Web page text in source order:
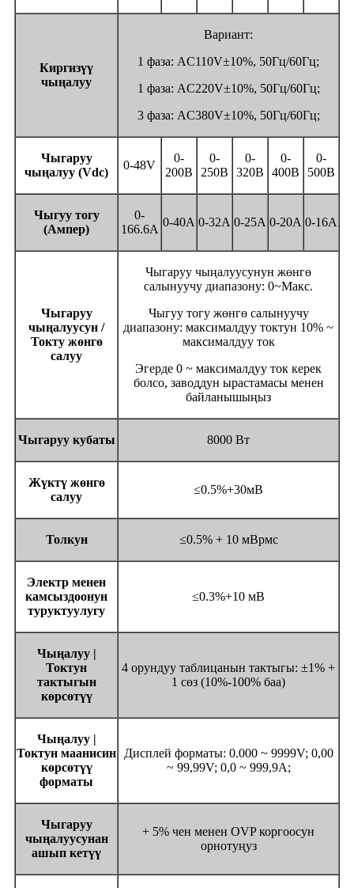
Киргизүү
чыңалуу
Вариант:
1 фаза: AC110V±10%, 50Гц/60Гц;
1 фаза: AC220V±10%, 50Гц/60Гц;
3 фаза: AC380V±10%, 50Гц/60Гц;
Чыгаруу
чыңалуу (Vdc)
0-48V
0-
200В
0-
250В
0-
320В
0-
400В
0-
500В
Чыгуу тогу
(Ампер)
0-
166.6A
0-40A 0-32A 0-25A 0-20A 0-16A
Чыгаруу
чыңалуусун /
Токту жөнгө
салуу
Чыгаруу чыңалуусунун жөнгө
салынуучу диапазону: 0~Макс.
Чыгуу тогу жөнгө салынуучу
диапазону: максималдуу токтун 10% ~
максималдуу ток
Эгерде 0 ~ максималдуу ток керек
болсо, заводдун ырастамасы менен
байланышыңыз
Чыгаруу кубаты 8000 Вт
Жүктү жөнгө
салуу
≤0.5%+30мВ
Толкун ≤0.5% + 10 мВрмс
Электр менен
камсыздоонун
туруктуулугу
≤0.3%+10 мВ
Чыңалуу |
Токтун
тактыгын
көрсөтүү
4 орундуу таблицанын тактыгы: ±1% +
1 сөз (10%-100% баа)
Чыңалуу |
Токтун маанисин
көрсөтүү
форматы
Дисплей форматы: 0.000 ~ 9999V; 0,00
~ 99,99V; 0,0 ~ 999,9A;
Чыгаруу
чыңалуусунан
ашып кетүү
+ 5% чен менен OVP коргоосун
орнотуңуз